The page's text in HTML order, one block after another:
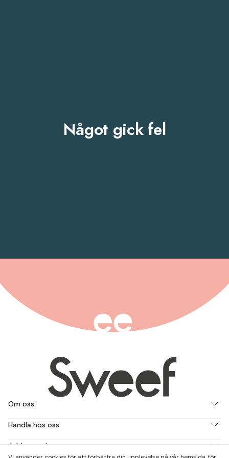
Något gick fel
Om oss
Handla hos oss
Jobba med oss